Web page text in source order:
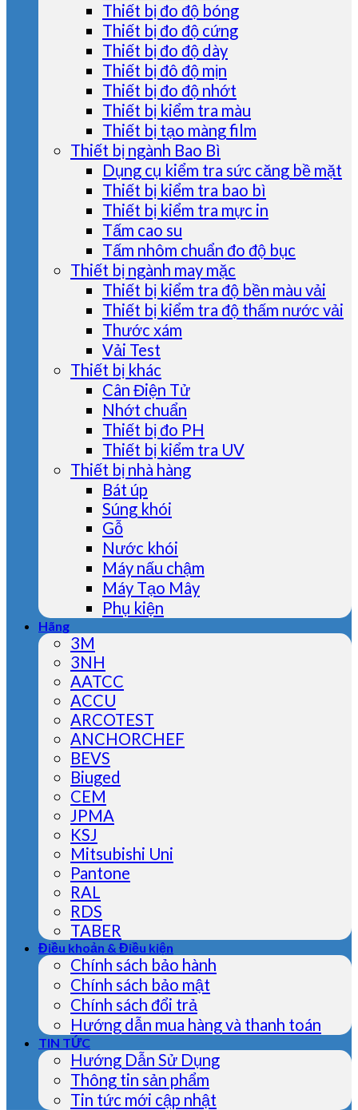
Thiết bị đo độ bóng
Thiết bị đo độ cứng
Thiết bị đo độ dày
Thiết bị đô độ mịn
Thiết bị đo độ nhớt
Thiết bị kiểm tra màu
Thiết bị tạo màng film
Thiết bị ngành Bao Bì
Dụng cụ kiểm tra sức căng bề mặt
Thiết bị kiểm tra bao bì
Thiết bị kiểm tra mực in
Tấm cao su
Tấm nhôm chuẩn đo độ bục
Thiết bị ngành may mặc
Thiết bị kiểm tra độ bền màu vải
Thiết bị kiểm tra độ thấm nước vải
Thước xám
Vải Test
Thiết bị khác
Cân Điện Tử
Nhớt chuẩn
Thiết bị đo PH
Thiết bị kiểm tra UV
Thiết bị nhà hàng
Bát úp
Súng khói
Gỗ
Nước khói
Máy nấu chậm
Máy Tạo Mây
Phụ kiện
Hãng
3M
3NH
AATCC
ACCU
ARCOTEST
ANCHORCHEF
BEVS
Biuged
CEM
JPMA
KSJ
Mitsubishi Uni
Pantone
RAL
RDS
TABER
Điều khoản & Điều kiện
Chính sách bảo hành
Chính sách bảo mật
Chính sách đổi trả
Hướng dẫn mua hàng và thanh toán
TIN TỨC
Hướng Dẫn Sử Dụng
Thông tin sản phẩm
Tin tức mới cập nhật